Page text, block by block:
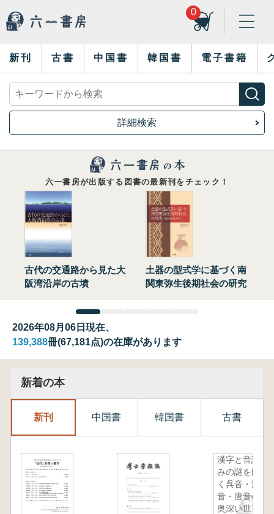
0
新刊 古書 中国書 韓国書 電子書籍
詳細検索
六一書房が出版する図書の最新刊をチェック！
古代の交通路から見た大
阪湾沿岸の古墳
土器の型式学に基づく南
関東弥生後期社会の研究
2026年08月06日現在、
139,388冊(67,181点)の在庫があります
新着の本
新刊 中国書 韓国書 古書
漢字と音読
みの謎を解
く呉音・漢
音・唐音の
奥深い世界